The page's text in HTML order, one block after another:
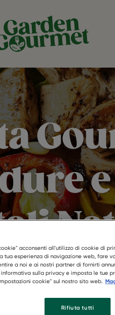
acconsenti all'utilizzo di cookie di
esperienza di navigazione web, fare
a noi e ai nostri partner di fornirti
sulla privacy e imposta le tue
cookie" sul nostro sito web.
Rifiuta tutti